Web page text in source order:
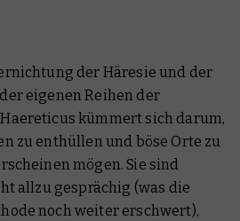
der Häresie und der
eigenen Reihen der
kümmert sich darum,
zu enthüllen und böse Orte zu
mögen. Sie sind
allzu gesprächig (was die
noch weiter erschwert),